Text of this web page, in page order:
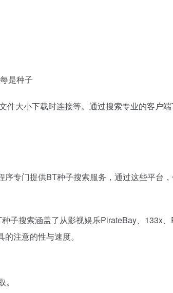
是种子
大小下载时连接等。通过搜索专业的客户
专门提供BT种子搜索服务，通过这些平台
子搜索涵盖了从影视娱乐PirateBay、133x
注意的性与速度。